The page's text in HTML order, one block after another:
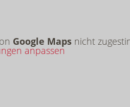
Google Mapsnicht
anpassen